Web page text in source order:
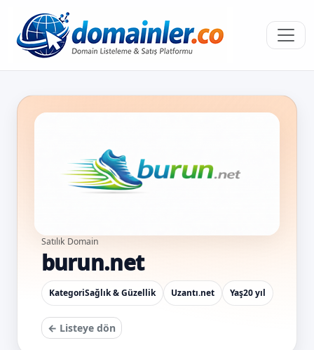
Satılık Domain
burun.net
KategoriSağlık & Güzellik Uzantı.net Yaş20 yıl
← Listeye dön